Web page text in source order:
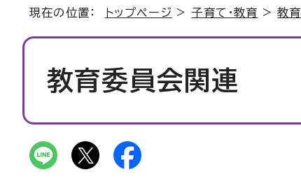
現在の位置： トップページ >子育て・教育 >教育
教育委員会関連